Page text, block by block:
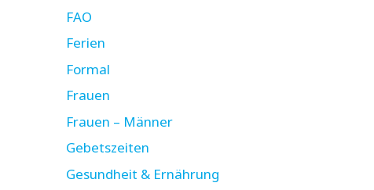
FAO
Ferien
Formal
Frauen
Frauen – Männer
Gebetszeiten
Gesundheit & Ernährung